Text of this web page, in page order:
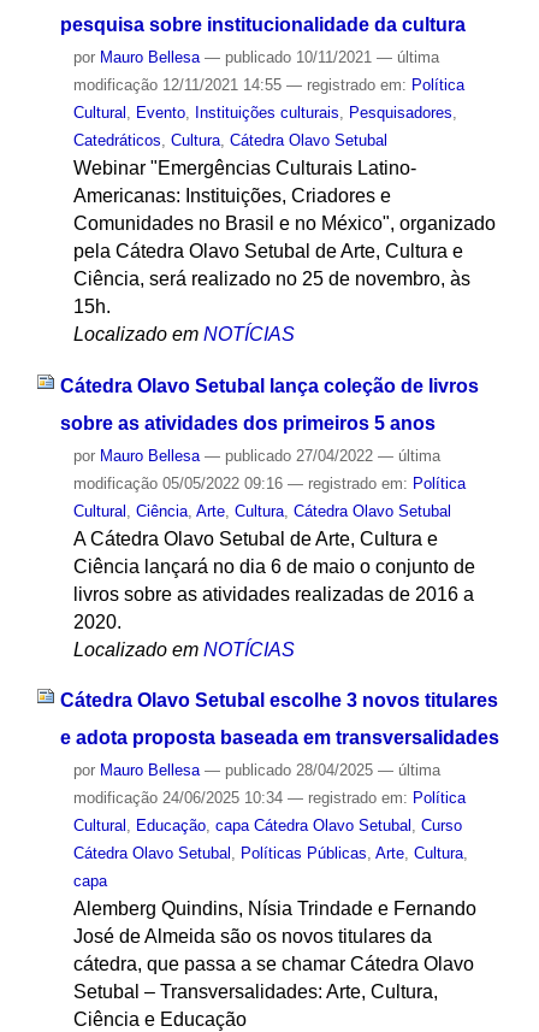
pesquisa sobre institucionalidade da cultura
por Mauro Bellesa — publicado10/11/2021 — última
modificação12/11/2021 14:55 — registrado em: Política
Cultural , Evento, Instituições culturais, Pesquisadores,
Catedráticos, Cultura, Cátedra Olavo Setubal
Webinar "Emergências Culturais Latino-
Americanas: Instituições, Criadores e
Comunidades no Brasil e no México", organizado
pela Cátedra Olavo Setubal de Arte, Cultura e
Ciência, será realizado no 25 de novembro, às
15h.
Localizado em NOTÍCIAS
Cátedra Olavo Setubal lança coleção de livros
sobre as atividades dos primeiros 5 anos
por Mauro Bellesa — publicado27/04/2022 — última
modificação05/05/2022 09:16 — registrado em: Política
Cultural Ciência, Arte, Cultura, Cátedra Olavo Setubal
A Cátedra Olavo Setubal de Arte, Cultura e
Ciência lançará no dia 6 de maio o conjunto de
livros sobre as atividades realizadas de 2016 a
2020.
Localizado em NOTÍCIAS
Cátedra Olavo Setubal escolhe 3 novos titulares
e adota proposta baseada em transversalidades
por Mauro Bellesa — publicado28/04/2025 — última
modificação24/06/2025 10:34 — registrado em: Política
Cultural , Educação, capa Cátedra Olavo Setubal , Curso
Cátedra Olavo Setubal , Políticas Públicas, Arte, Cultura,
capa
Alemberg Quindins, Nísia Trindade e Fernando
José de Almeida são os novos titulares da
cátedra, que passa a se chamar Cátedra Olavo
Setubal – Transversalidades: Arte, Cultura,
Ciência e Educação